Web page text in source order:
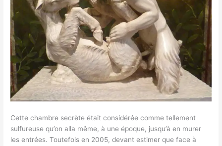
Cette chambre secrète était considérée comme tellement
sulfureuse qu’on alla même, à une époque, jusqu’à en murer
les entrées. Toutefois en 2005, devant estimer que face à